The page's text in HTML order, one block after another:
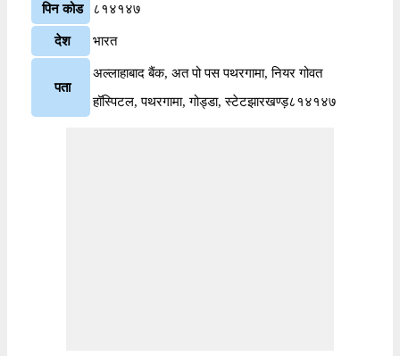
पिन कोड ८१४१४७
देश भारत
पता
अल्लाहाबाद बैंक, अत पो पस पथरगामा, नियर गोवत
हॉस्पिटल, पथरगामा, गोड्डा, स्टेटझारखण्ड़८१४१४७